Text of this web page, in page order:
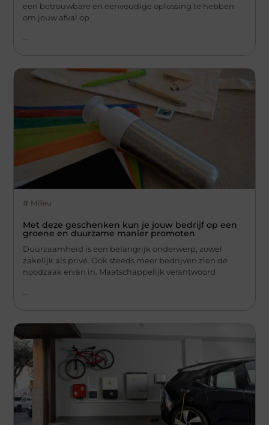
een betrouwbare en eenvoudige oplossing te hebben
om jouw afval op
Milieu
Met deze geschenken kun je jouw bedrijf op een
groene en duurzame manier promoten
Duurzaamheid is een belangrijk onderwerp, zowel
zakelijk als privé. Ook steeds meer bedrijven zien de
noodzaak ervan in. Maatschappelijk verantwoord